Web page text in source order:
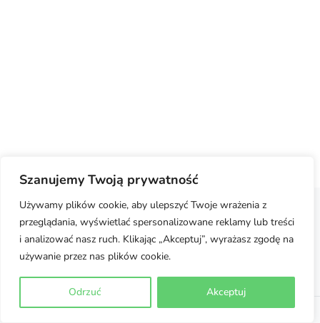
Szanujemy Twoją prywatność
Używamy plików cookie, aby ulepszyć Twoje wrażenia z
przeglądania, wyświetlać spersonalizowane reklamy lub treści
i analizować nasz ruch. Klikając „Akceptuj”, wyrażasz zgodę na
używanie przez nas plików cookie.
Odrzuć Akceptuj
Regulamin Polityka prywatności
Moje konto
Jak dobrać rozmiar
©2026 Team Inoni